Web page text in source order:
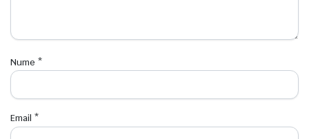
Nume *
Email *